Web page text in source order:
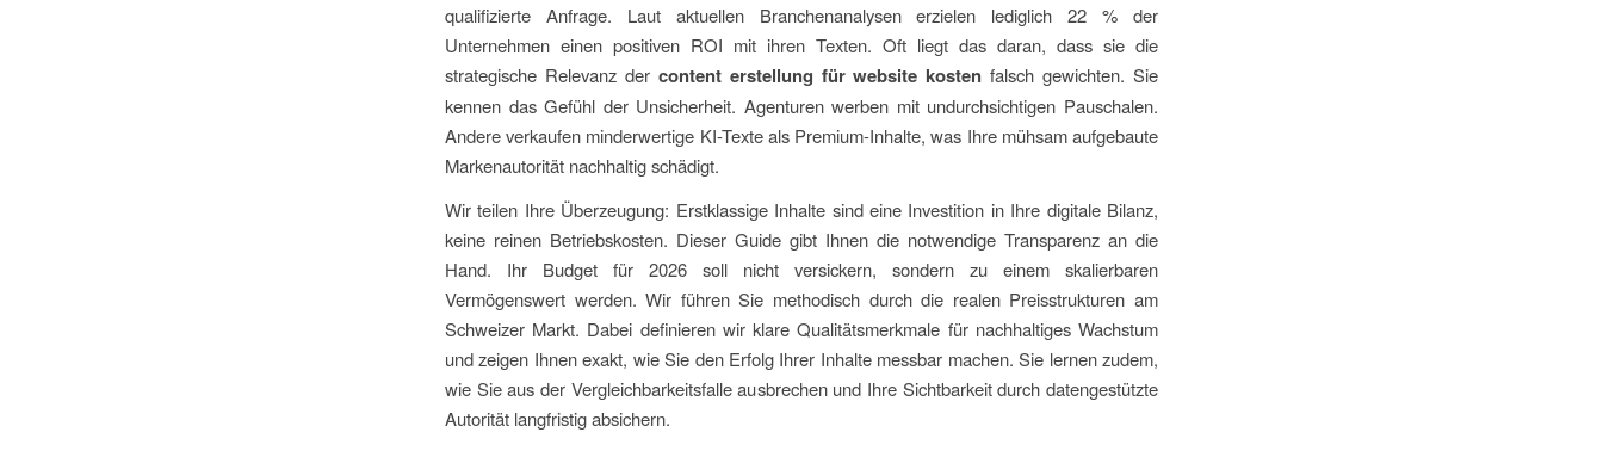
qualifizierte Anfrage. Laut aktuellen Branchenanalysen erzielen lediglich 22 % der
Unternehmen einen positiven ROI mit ihren Texten. Oft liegt das daran, dass sie die
strategische Relevanz der content erstellung für website kosten falsch gewichten. Sie
kennen das Gefühl der Unsicherheit. Agenturen werben mit undurchsichtigen Pauschalen.
Andere verkaufen minderwertige KI-Texte als Premium-Inhalte, was Ihre mühsam aufgebaute
Markenautorität nachhaltig schädigt.
Wir teilen Ihre Überzeugung: Erstklassige Inhalte sind eine Investition in Ihre digitale Bilanz,
keine reinen Betriebskosten. Dieser Guide gibt Ihnen die notwendige Transparenz an die
Hand. Ihr Budget für 2026 soll nicht versickern, sondern zu einem skalierbaren
Vermögenswert werden. Wir führen Sie methodisch durch die realen Preisstrukturen am
Schweizer Markt. Dabei definieren wir klare Qualitätsmerkmale für nachhaltiges Wachstum
und zeigen Ihnen exakt, wie Sie den Erfolg Ihrer Inhalte messbar machen. Sie lernen zudem,
wie Sie aus der Vergleichbarkeitsfalle ausbrechen und Ihre Sichtbarkeit durch datengestützte
Autorität langfristig absichern.